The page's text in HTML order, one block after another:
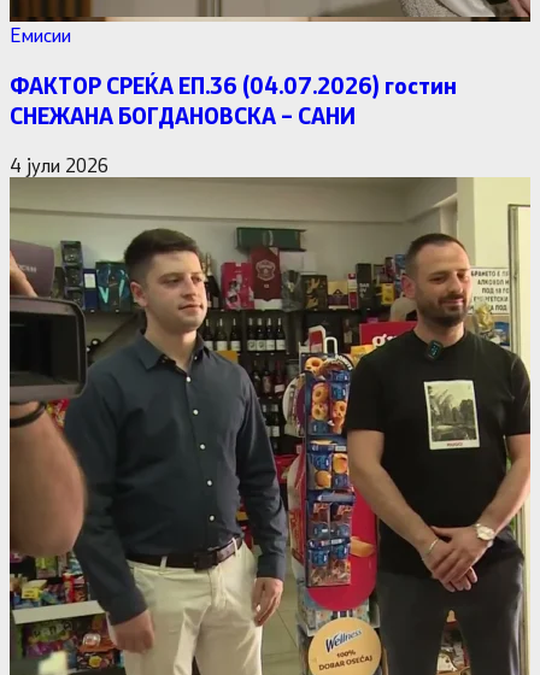
Емисии
ФАКТОР СРЕЌА ЕП.36 (04.07.2026) гостин
СНЕЖАНА БОГДАНОВСКА – САНИ
4 јули 2026